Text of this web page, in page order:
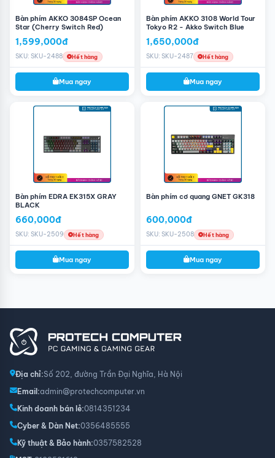
Bàn phím AKKO 3084SP Ocean
Star (Cherry Switch Red)
1,599,000đ
SKU: SKU-2488 Hết hàng
Mua ngay
Bàn phím AKKO 3108 World Tour
Tokyo R2 - Akko Switch Blue
1,650,000đ
SKU: SKU-2487 Hết hàng
Mua ngay
Bàn phím EDRA EK315X GRAY
BLACK
660,000đ
SKU: SKU-2509 Hết hàng
Mua ngay
Bàn phím cơ quang GNET GK318
600,000đ
SKU: SKU-2508 Hết hàng
Mua ngay
Địa chỉ:Số 202, đường Trần Đại Nghĩa, Hà Nội
Email:admin@protechcomputer.vn
Kinh doanh bán lẻ:0814351234
Cyber & Dàn Net:0356485555
Kỹ thuật & Bảo hành:0357582528